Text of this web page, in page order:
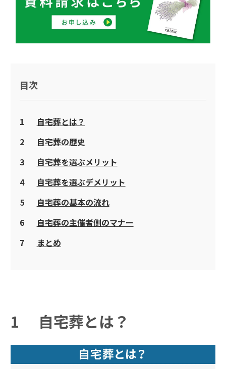
目次
1
自宅葬とは？
2
自宅葬の歴史
3
自宅葬を選ぶメリット
4
自宅葬を選ぶデメリット
5
自宅葬の基本の流れ
6
自宅葬の主催者側のマナー
7
まとめ
1 自宅葬とは？